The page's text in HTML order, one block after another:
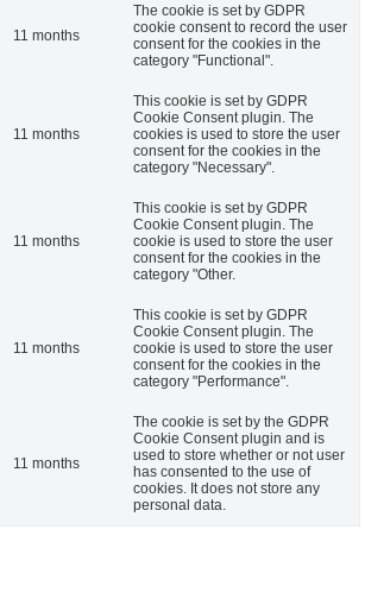
11 months
The cookie is set by GDPR
cookie consent to record the user
consent for the cookies in the
category "Functional".
11 months
This cookie is set by GDPR
Cookie Consent plugin. The
cookies is used to store the user
consent for the cookies in the
category "Necessary".
11 months
This cookie is set by GDPR
Cookie Consent plugin. The
cookie is used to store the user
consent for the cookies in the
category "Other.
11 months
This cookie is set by GDPR
Cookie Consent plugin. The
cookie is used to store the user
consent for the cookies in the
category "Performance".
11 months
The cookie is set by the GDPR
Cookie Consent plugin and is
used to store whether or not user
has consented to the use of
cookies. It does not store any
personal data.